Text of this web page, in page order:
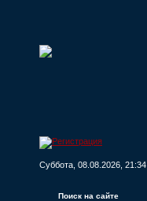
Суббота, 08.08.2026, 21:34
Поиск на сайте